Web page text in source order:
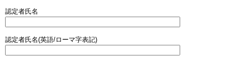
認定者氏名
認定者氏名(英語/ローマ字表記)